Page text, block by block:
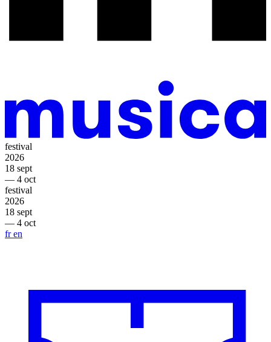
festival
2026
18 sept
— 4 oct
festival
2026
18 sept
— 4 oct
fren